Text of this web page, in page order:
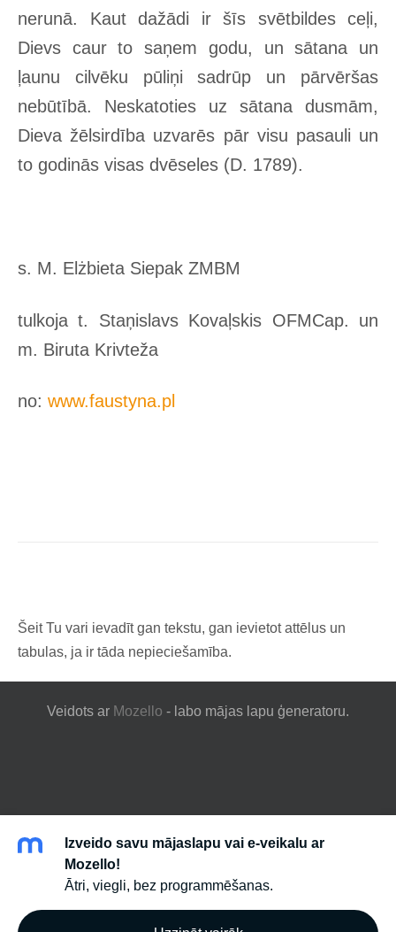
nerunā. Kaut dažādi ir šīs svētbildes ceļi,
Dievs caur to saņem godu, un sātana un
ļaunu cilvēku pūliņi sadrūp un pārvēršas
nebūtībā. Neskatoties uz sātana dusmām,
Dieva žēlsirdība uzvarēs pār visu pasauli un
to godinās visas dvēseles (D. 1789).
s. M. Elżbieta Siepak ZMBM
tulkoja t. Staņislavs Kovaļskis OFMCap. un
m. Biruta Krivteža
no: www.faustyna.pl
Šeit Tu vari ievadīt gan tekstu, gan ievietot attēlus un
tabulas, ja ir tāda nepieciešamība.
Veidots ar Mozello - labo mājas lapu ģeneratoru.
Izveido savu mājaslapu vai e-veikalu ar
Mozello!
Ātri, viegli, bez programmēšanas.